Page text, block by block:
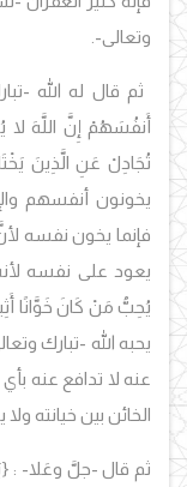
وتعالى-.
ثم قال له الله -
أَنفُسَهُمْ إِنَّ اللَّهَ لا
تُجَادِلْ عَنِ الَّذِينَ
يخونون أنفسهم
فإنما يخون نفسه
يعود على نفسه
يُحِبُّ مَنْ كَانَ خَوَّانًا
يحبه الله -تبارك
عنه لا تدافع عنه
الخائن بين خيانته
ثم قال -جلَّ وعَلا- :